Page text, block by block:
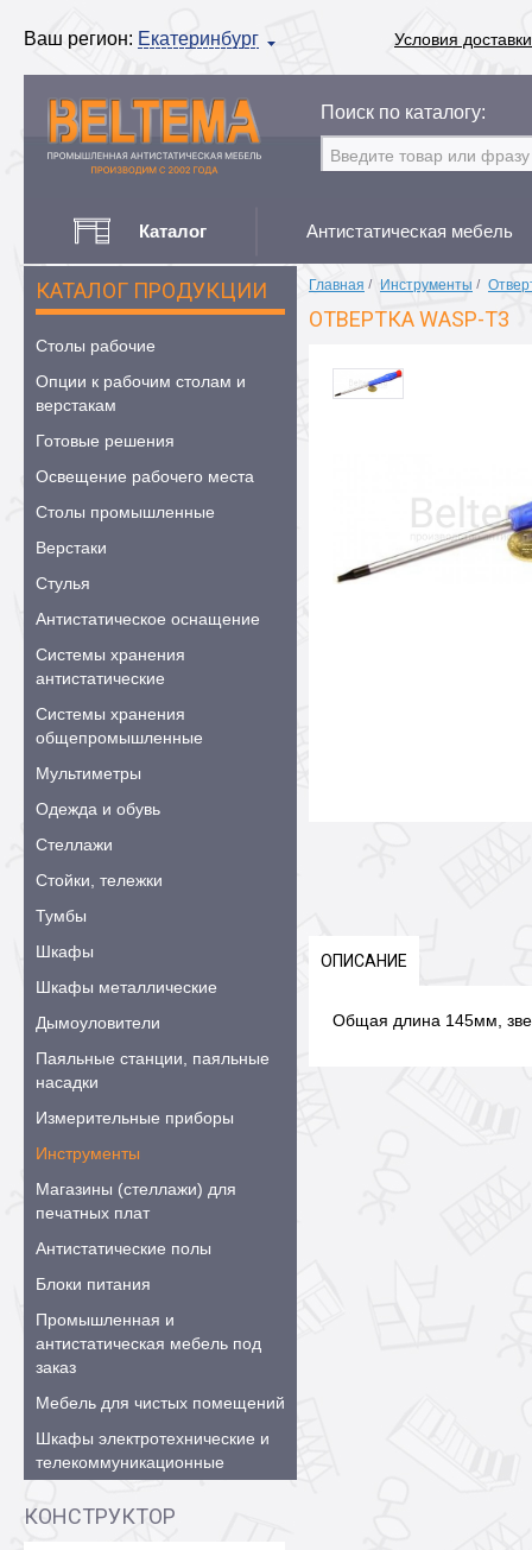
Ваш регион: Екатеринбург Условия доставки
Поиск по каталогу:
Каталог Антистатическая мебель
КАТАЛОГ ПРОДУКЦИИ
Столы рабочие
Опции к рабочим столам и
верстакам
Готовые решения
Освещение рабочего места
Столы промышленные
Верстаки
Стулья
Антистатическое оснащение
Системы хранения
антистатические
Системы хранения
общепромышленные
Мультиметры
Одежда и обувь
Стеллажи
Стойки, тележки
Тумбы
Шкафы
Шкафы металлические
Дымоуловители
Паяльные станции, паяльные
насадки
Измерительные приборы
Инструменты
Магазины (стеллажи) для
печатных плат
Антистатические полы
Блоки питания
Промышленная и
антистатическая мебель под
заказ
Мебель для чистых помещений
Шкафы электротехнические и
телекоммуникационные
КОНСТРУКТОР
Главная / Инструменты /
ОТВЕРТКА WASP-T3
ОПИСАНИЕ
Общая длина 145мм,